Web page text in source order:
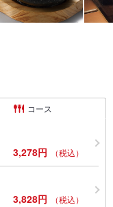
コース
3,278円 （税込）
3,828円 （税込）